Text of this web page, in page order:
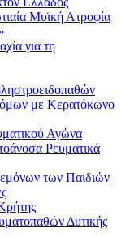
Μυϊκή Ατροφία
για τη
με Κερατόκωνο
Αγώνα
Ρευματικά
των Παιδιών
Δυτικής